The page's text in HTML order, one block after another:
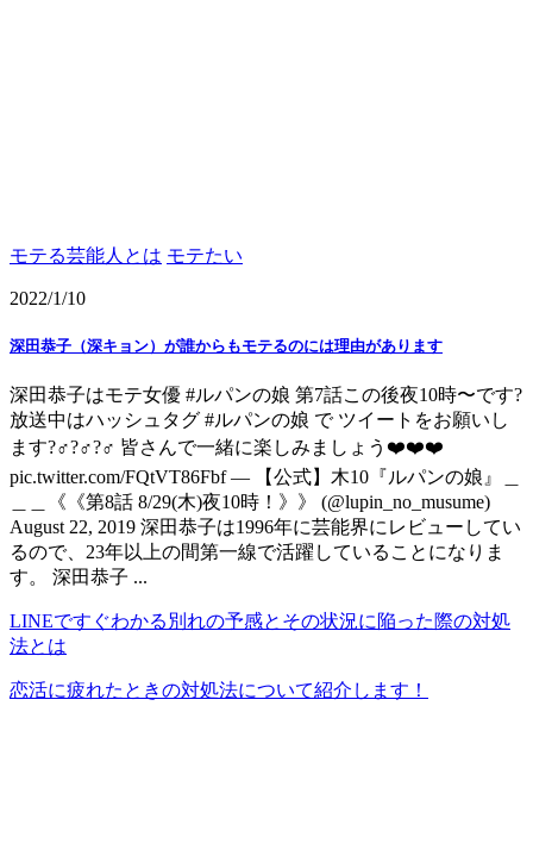
モテる芸能人とは モテたい
2022/1/10
深田恭子（深キョン）が誰からもモテるのには理由があります
深田恭子はモテ女優 #ルパンの娘 第7話この後夜10時〜です?
放送中はハッシュタグ #ルパンの娘 で ツイートをお願いし
ます?‍♂️?‍♂️?‍♂️ 皆さんで一緒に楽しみましょう❤️❤️❤️
pic.twitter.com/FQtVT86Fbf — 【公式】木10『ルパンの娘』＿
＿＿《《第8話 8/29(木)夜10時！》》 (@lupin_no_musume)
August 22, 2019 深田恭子は1996年に芸能界にレビューしてい
るので、23年以上の間第一線で活躍していることになりま
す。 深田恭子 ...
LINEですぐわかる別れの予感とその状況に陥った際の対処
法とは
恋活に疲れたときの対処法について紹介します！